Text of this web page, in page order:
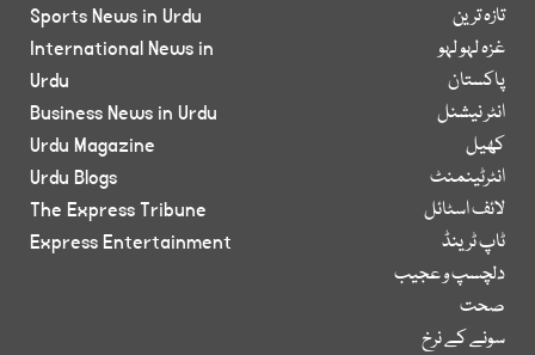
تازہ ترین
غزہ لہو لہو
پاکستان
انٹر نیشنل
کھیل
انٹرٹینمنٹ
لائف اسٹائل
ٹاپ ٹرینڈ
دلچسپ و عجیب
صحت
سونے کے نرخ
Sports News in Urdu
International News in
Urdu
Business News in Urdu
Urdu Magazine
Urdu Blogs
The Express Tribune
Express Entertainment